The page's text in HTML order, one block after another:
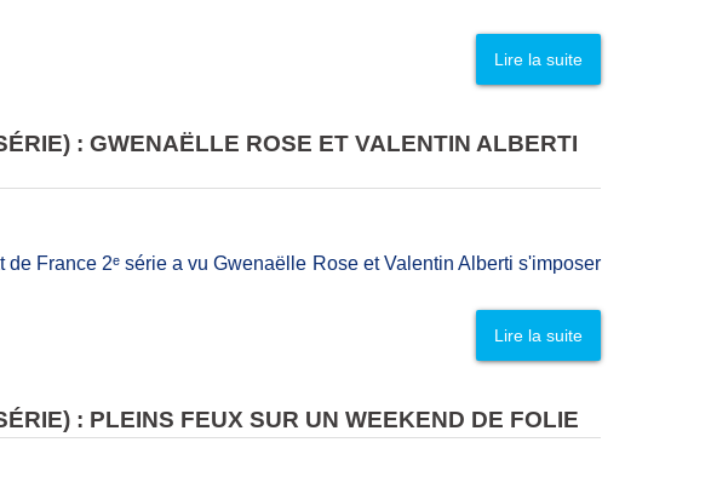
Lire la suite
: GWENAËLLE ROSE ET VALENTIN ALBERTI
France 2ᵉ série a vu Gwenaëlle Rose et Valentin Alberti s'imposer
Lire la suite
: PLEINS FEUX SUR UN WEEKEND DE FOLIE